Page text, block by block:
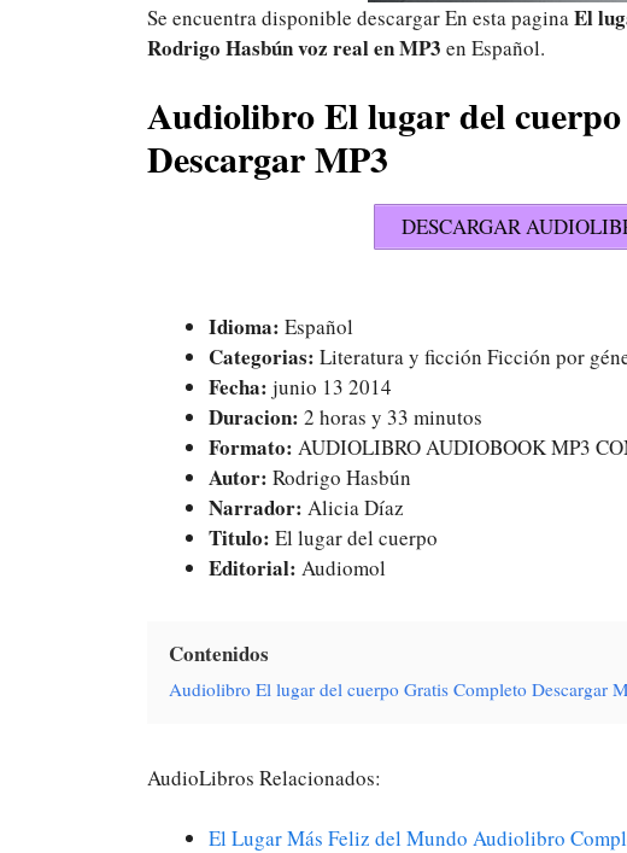
Se encuentra disponible descargar En esta pagina El
Rodrigo Hasbún voz realen MP3 en Español.
Audiolibro El lugar del
Descargar MP3
DESCARGAR
Idioma: Español
Categorias: Literatura y ficción Ficción por
Fecha: junio 13 2014
Duracion: 2 horas y 33 minutos
Formato: AUDIOLIBRO AUDIOBOOK MP3
Autor: Rodrigo Hasbún
Narrador: Alicia Díaz
Titulo: El lugar del cuerpo
Editorial: Audiomol
Contenidos
Audiolibro El lugar del cuerpo Gratis Completo Descargar
AudioLibros Relacionados:
El Lugar Más Feliz del Mundo Audiolibro